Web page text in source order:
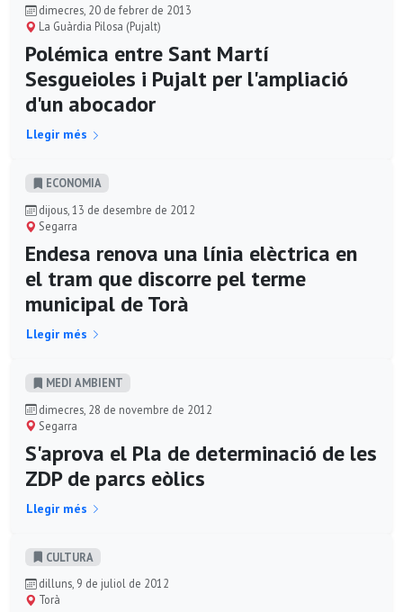
dimecres, 20 de febrer de 2013
La Guàrdia Pilosa (Pujalt)
Polémica entre Sant Martí
Sesgueioles i Pujalt per l'ampliació
d'un abocador
Llegir més
ECONOMIA
dijous, 13 de desembre de 2012
Segarra
Endesa renova una línia elèctrica en
el tram que discorre pel terme
municipal de Torà
Llegir més
MEDI AMBIENT
dimecres, 28 de novembre de 2012
Segarra
S'aprova el Pla de determinació de les
ZDP de parcs eòlics
Llegir més
CULTURA
dilluns, 9 de juliol de 2012
Torà